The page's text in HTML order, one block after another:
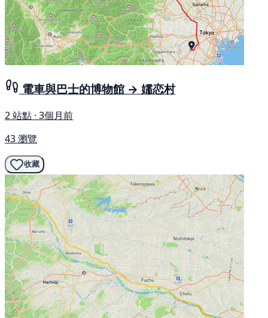
電車與巴士的博物館 → 嬬恋村
2 站點 · 3個月前
43 瀏覽
收藏